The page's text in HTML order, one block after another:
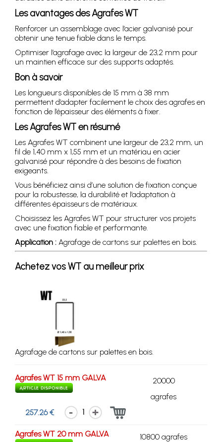
Les avantages des Agrafes WT
Renforcer un assemblage avec l’acier galvanisé pour
obtenir une tenue fiable dans le temps.
Optimiser l’agrafage avec la largeur de 23,2 mm pour
un maintien efficace sur des supports adaptés.
Bon à savoir
Les longueurs disponibles de 15 mm à 38 mm
permettent d’adapter facilement le choix des agrafes en
fonction de l’épaisseur des éléments à fixer.
Les Agrafes WT en résumé
Les Agrafes WT combinent une largeur de 23,2 mm, un
fil de 1,40 mm x 1,55 mm et un matériau en acier
galvanisé pour répondre à des besoins de fixation
exigeants.
Vous bénéficiez ainsi d’une solution de fixation conçue
pour la robustesse, la durabilité et l’adaptation à
différentes épaisseurs de matériaux.
Choisissez les Agrafes WT pour structurer vos projets
avec une fixation fiable et performante.
Application : Agrafage de cartons sur palettes en bois.
Achetez vos WT au meilleur prix
Agrafage de cartons sur palettes en bois.
Agrafes WT 15 mm GALVA
20000
agrafes
257.26 €
1
Agrafes WT 20 mm GALVA
10800 agrafes